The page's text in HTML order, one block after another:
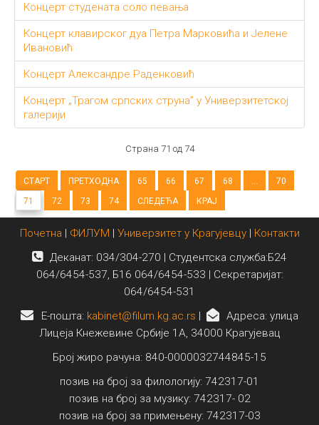
Концерт студената соло певања
Концерт клавирског дуа Петра Марковића и Јелене
Ивановић
Концерт Александре Раденковић
Концерт „Трагом српских струна” у Универзитетској
галерији
Страна 71 од 74
СТАРТ ПРЕТХОДНА 65 66 67 68 ...
70
71
72 73 74 СЛЕДЕЋА КРАЈ
Почетна | ФИЛУМ | Универзитет у Крагујевцу| Контакти
Деканат: 034/304-270 | Студентска служба:Б24
064/6454-537, Б16 064/6454-533 | Секретаријат:
064/6454-531
E-пошта: kabinet@filum.kg.ac.rs |
Адреса: улица
Лицеја Кнежевине Србије 1А, 34000 Крагујевац
Број жиро рачуна: 840-0000032744845-15
позив на број за филологију: 742317-01
позив на број за музику: 742317- 02
позив на број за примењену: 742317-03